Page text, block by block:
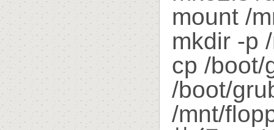
mount /
mkdir -p
cp /boot/
/boot/
/mnt/